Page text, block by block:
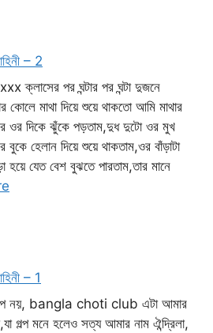
– 2
পর ঘন্টার পর ঘন্টা দুজনে
কোলে মাথা দিয়ে শুয়ে থাকতো আমি মাথার
ওর দিকে ঝুঁকে পড়তাম,দুধ দুটো ওর মুখ
হেলান দিয়ে শুয়ে থাকতাম,ওর বাঁড়াটা
হয়ে যেত বেশ বুঝতে পারতাম,তার মানে
– 1
গল্প নয়, bangla choti club এটা আমার
গল্প মনে হলেও সত্য আমার নাম ঐন্দ্রিলা,